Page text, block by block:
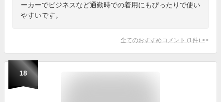
ーカーでビジネスなど通勤時での着用にもぴったりで使い
やすいです。
全てのおすすめコメント (1 件) >
18